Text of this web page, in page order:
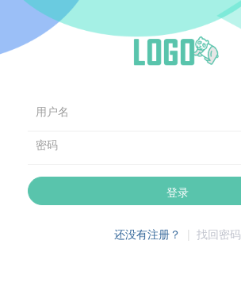
用户名
密码
登录
还没有注册？ | 找回密码